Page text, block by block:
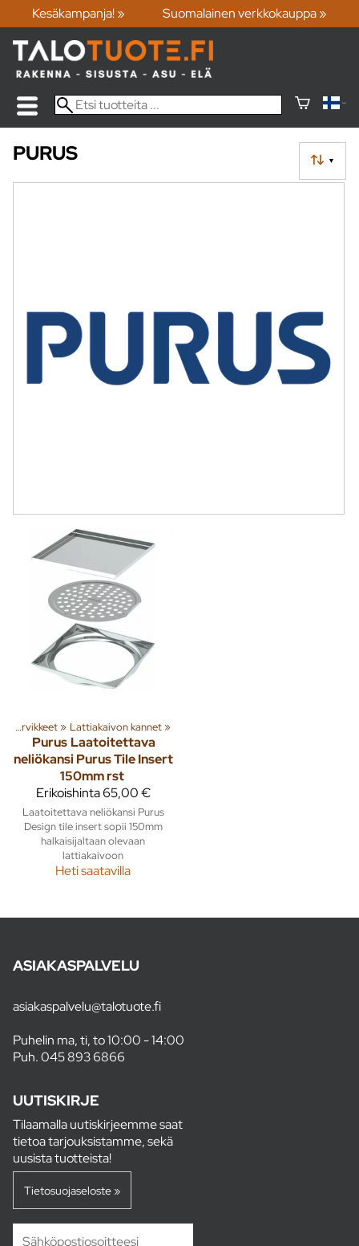
Kesäkampanja! » Suomalainen verkkokauppa »
▼
PURUS
Lattiakaivot ja tarvikkeet‪» Lattiakaivon kannet‪»
Purus Laatoitettava
neliökansi Purus Tile Insert
150mm rst
Erikoishinta65,00 €
Laatoitettava neliökansi Purus
Design tile insert sopii 150mm
halkaisijaltaan olevaan
lattiakaivoon
Heti saatavilla
ASIAKASPALVELU
asiakaspalvelu@talotuote.fi
Puhelin ma, ti, to 10:00 - 14:00
Puh.045 893 6866
UUTISKIRJE
Tilaamalla uutiskirjeemme saat
tietoa tarjouksistamme, sekä
uusista tuotteista!
Tietosuojaseloste »